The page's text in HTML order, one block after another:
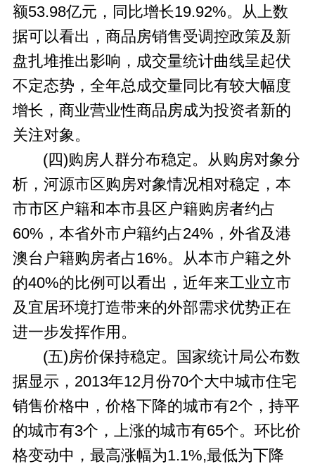
额53.98亿元，同比增长19.92%。从上数
据可以看出，商品房销售受调控政策及新
盘扎堆推出影响，成交量统计曲线呈起伏
不定态势，全年总成交量同比有较大幅度
增长，商业营业性商品房成为投资者新的
关注对象。
(四)购房人群分布稳定。从购房对象分
析，河源市区购房对象情况相对稳定，本
市市区户籍和本市县区户籍购房者约占
60%，本省外市户籍约占24%，外省及港
澳台户籍购房者占16%。从本市户籍之外
的40%的比例可以看出，近年来工业立市
及宜居环境打造带来的外部需求优势正在
进一步发挥作用。
(五)房价保持稳定。国家统计局公布数
据显示，2013年12月份70个大中城市住宅
销售价格中，价格下降的城市有2个，持平
的城市有3个，上涨的城市有65个。环比价
格变动中，最高涨幅为1.1%,最低为下降